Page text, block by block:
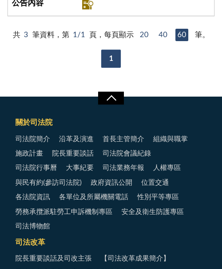
共 3 筆資料，第 1/1 頁，每頁顯示 20 40 60 筆。
1
關於司法院
司法院簡介 沿革及演進 首長主管簡介 組織與職掌
施政計畫 院長重要談話 司法院會議紀錄
司法院行事曆 大事紀要 司法業務年報 人權專區
與民有約(參訪司法院) 政府資訊公開 位置交通
各法院資訊 各單位及所屬機關電話 性別平等專區
勞務承攬派駐勞工申訴機制專區 安全及衛生防護專區
司法博物館
司法改革
院長重要談話及司改主張 【司法改革成果簡介】